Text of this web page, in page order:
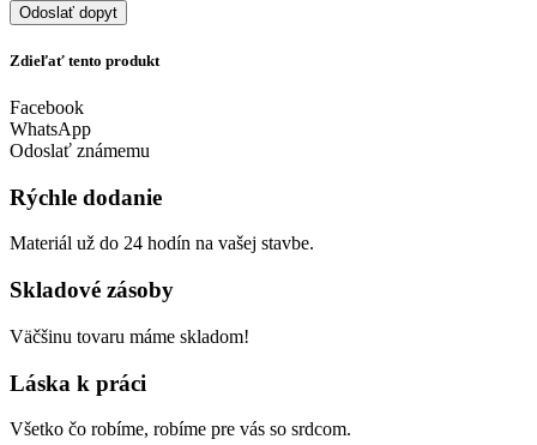
Odoslať dopyt
Zdieľať tento produkt
Facebook
WhatsApp
Odoslať známemu
Rýchle dodanie
Materiál už do 24 hodín na vašej stavbe.
Skladové zásoby
Väčšinu tovaru máme skladom!
Láska k práci
Všetko čo robíme, robíme pre vás so srdcom.